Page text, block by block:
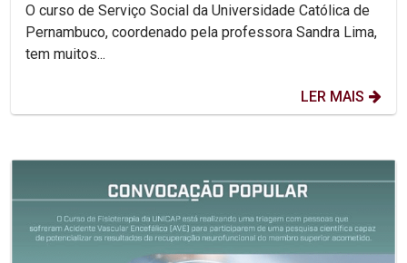
O curso de Serviço Social da Universidade Católica de
Pernambuco, coordenado pela professora Sandra Lima,
tem muitos...
LER MAIS